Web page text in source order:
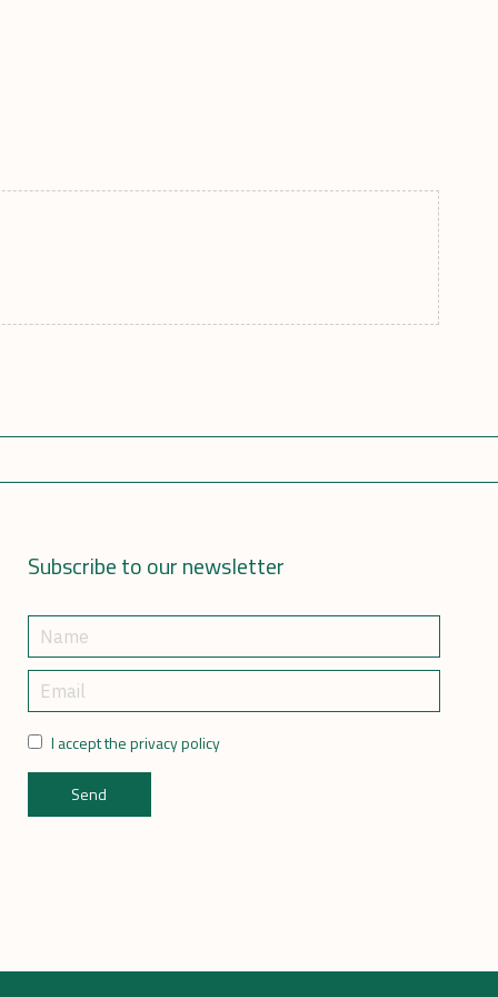
Subscribe to our newsletter
I accept the privacy policy
Send